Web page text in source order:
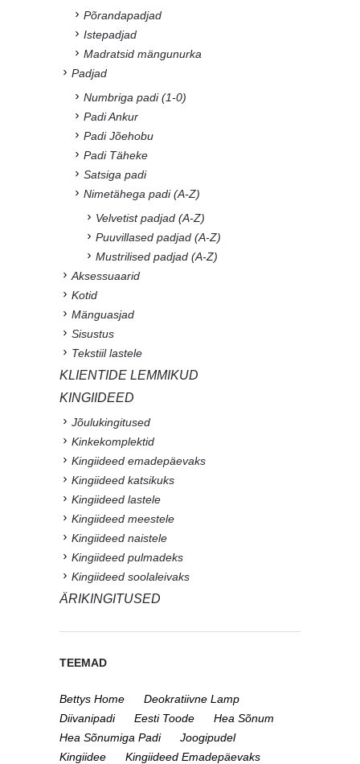
Põrandapadjad
Istepadjad
Madratsid mängunurka
Padjad
Numbriga padi (1-0)
Padi Ankur
Padi Jõehobu
Padi Täheke
Satsiga padi
Nimetähega padi (A-Z)
Velvetist padjad (A-Z)
Puuvillased padjad (A-Z)
Mustrilised padjad (A-Z)
Aksessuaarid
Kotid
Mänguasjad
Sisustus
Tekstiil lastele
KLIENTIDE LEMMIKUD
KINGIIDEED
Jõulukingitused
Kinkekomplektid
Kingiideed emadepäevaks
Kingiideed katsikuks
Kingiideed lastele
Kingiideed meestele
Kingiideed naistele
Kingiideed pulmadeks
Kingiideed soolaleivaks
ÄRIKINGITUSED
TEEMAD
Bettys Home
Deokratiivne Lamp
Diivanipadi
Eesti Toode
Hea Sõnum
Hea Sõnumiga Padi
Joogipudel
Kingiidee
Kingiideed Emadepäevaks